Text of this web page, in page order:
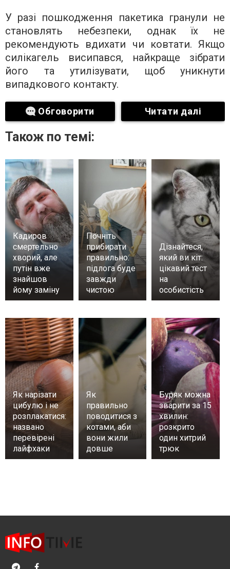
У разі пошкодження пакетика гранули не
становлять небезпеки, однак їх не
рекомендують вдихати чи ковтати. Якщо
силікагель висипався, найкраще зібрати
його та утилізувати, щоб уникнути
випадкового контакту.
Обговорити Читати далі
Також по темі:
Кадиров
смертельно
хворий, але
путін вже
знайшов
йому заміну
Почніть
прибирати
правильно:
підлога буде
завжди
чистою
Дізнайтеся,
який ви кіт:
цікавий тест
на
особистість
Як нарізати
цибулю і не
розплакатися:
названо
перевірені
лайфхаки
Як
правильно
поводитися з
котами, аби
вони жили
довше
Буряк можна
зварити за 15
хвилин:
розкрито
один хитрий
трюк